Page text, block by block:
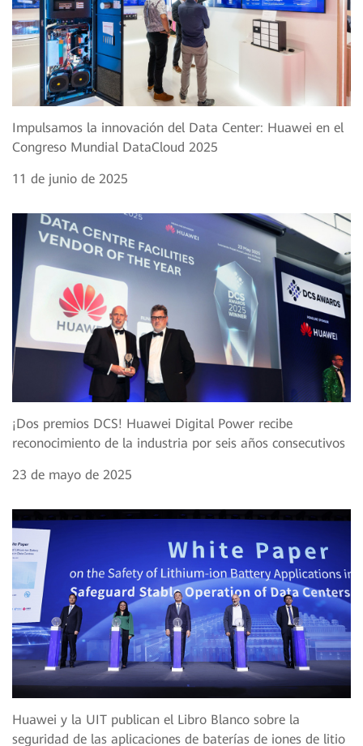
Impulsamos la innovación del Data Center: Huawei en el
Congreso Mundial DataCloud 2025
11 de junio de 2025
¡Dos premios DCS! Huawei Digital Power recibe
reconocimiento de la industria por seis años consecutivos
23 de mayo de 2025
Huawei y la UIT publican el Libro Blanco sobre la
seguridad de las aplicaciones de baterías de iones de litio